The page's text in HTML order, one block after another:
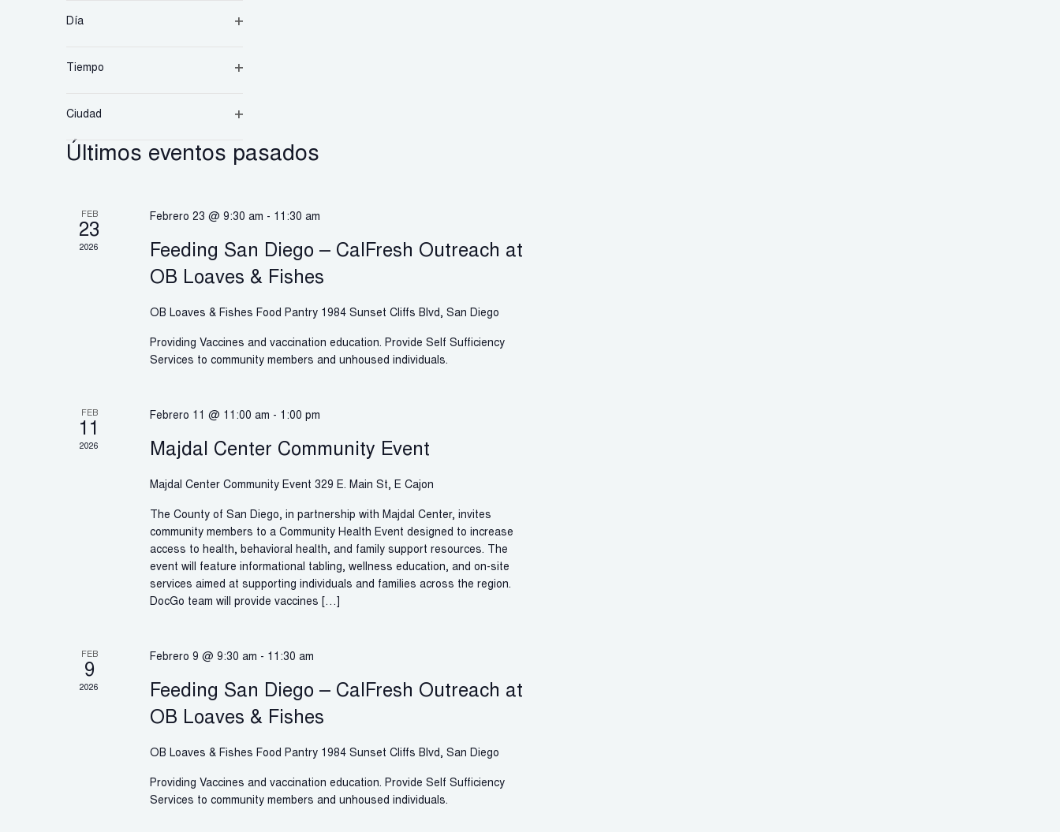
con
filtrados.
Día
Tiempo
Ciudad
abierto
Últimos eventos pasados
FEB
23
2026
Febrero 23 @ 9:30 am - 11:30 am
Feeding San Diego – CalFresh Outreach at
OB Loaves & Fishes
OB Loaves & Fishes Food Pantry 1984 Sunset Cliffs Blvd, San Diego
Providing Vaccines and vaccination education. Provide Self Sufficiency
Services to community members and unhoused individuals.
FEB
11
2026
Febrero 11 @ 11:00 am - 1:00 pm
Majdal Center Community Event
Majdal Center Community Event329 E. Main St, E Cajon
The County of San Diego, in partnership with Majdal Center, invites
community members to a Community Health Event designed to increase
access to health, behavioral health, and family support resources. The
event will feature informational tabling, wellness education, and on-site
services aimed at supporting individuals and families across the region.
DocGo team will provide vaccines […]
FEB
9
2026
Febrero 9 @ 9:30 am - 11:30 am
Feeding San Diego – CalFresh Outreach at
OB Loaves & Fishes
OB Loaves & Fishes Food Pantry 1984 Sunset Cliffs Blvd, San Diego
Providing Vaccines and vaccination education. Provide Self Sufficiency
Services to community members and unhoused individuals.